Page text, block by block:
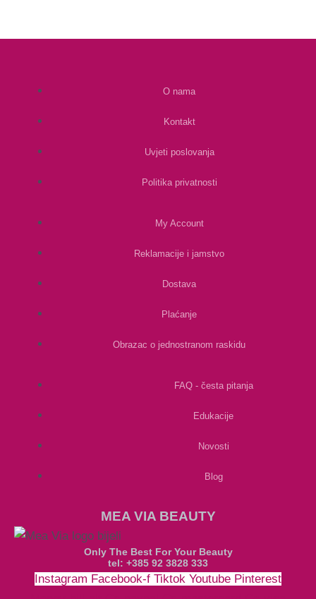
O nama
Kontakt
Uvjeti poslovanja
Politika privatnosti
My Account
Reklamacije i jamstvo
Dostava
Plaćanje
Obrazac o jednostranom raskidu
FAQ - česta pitanja
Edukacije
Novosti
Blog
MEA VIA BEAUTY
Only The Best For Your Beauty
tel: +385 92 3828 333
Instagram Facebook-f Tiktok Youtube Pinterest